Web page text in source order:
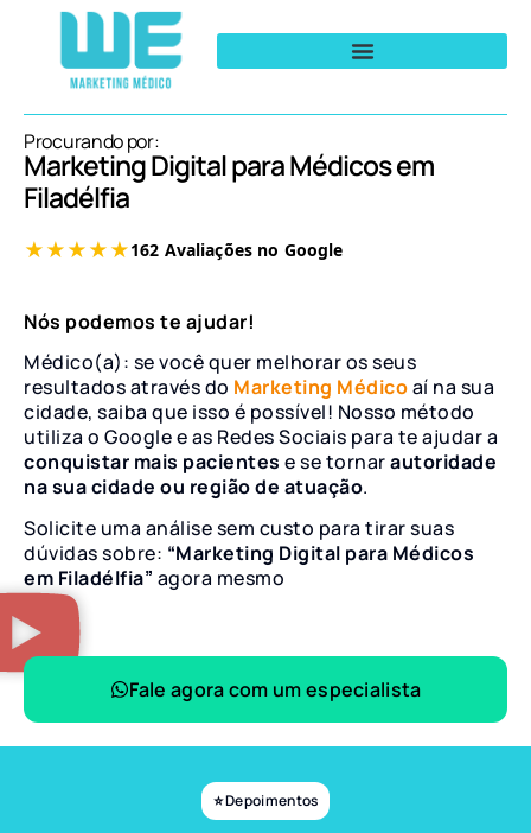
Procurando por:
Marketing Digital para Médicos em
Filadélfia
Nós podemos te ajudar!
Médico(a): se você quer melhorar os seus
resultados através do Marketing Médicoaí na sua
cidade, saiba que isso é possível! Nosso método
utiliza o Google e as Redes Sociais para te ajudar a
conquistar mais pacientes e se tornarautoridade
na sua cidade ou região de atuação.
Solicite uma análise sem custo para tirar suas
dúvidas sobre: “Marketing Digital para Médicos
em Filadélfia” agora mesmo
Fale agora com um especialista
⭐ Depoimentos